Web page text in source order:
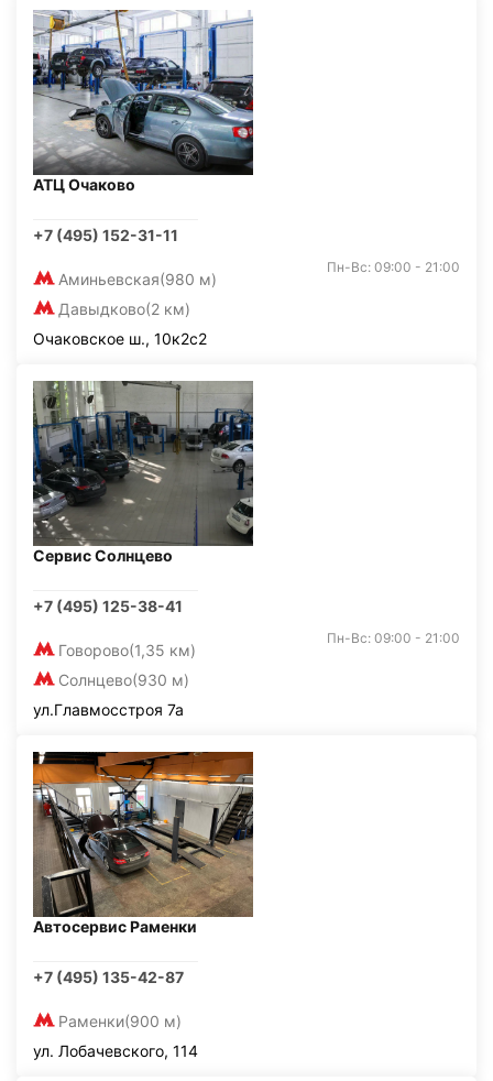
АТЦ Очаково
+7 (495) 152-31-11
Аминьевская(980 м)
Давыдково(2 км)
Пн-Вс: 09:00 - 21:00
Очаковское ш., 10к2с2
Сервис Солнцево
+7 (495) 125-38-41
Говорово(1,35 км)
Солнцево(930 м)
Пн-Вс: 09:00 - 21:00
ул.Главмосстроя 7а
Автосервис Раменки
+7 (495) 135-42-87
Раменки(900 м)
ул. Лобачевского, 114